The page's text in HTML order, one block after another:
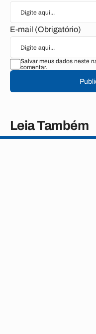
E-mail (Obrigatório)
Salvar meus dados neste
comentar.
Leia Também